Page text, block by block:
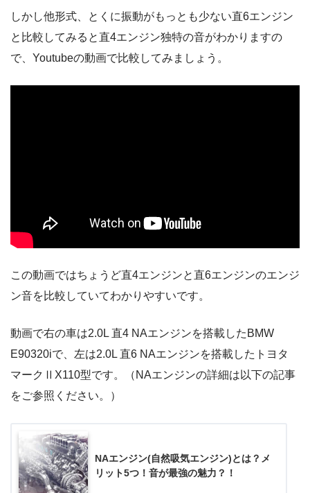
しかし他形式、とくに振動がもっとも少ない直6エンジン
と比較してみると直4エンジン独特の音がわかりますの
で、Youtubeの動画で比較してみましょう。
この動画ではちょうど直4エンジンと直6エンジンのエンジ
ン音を比較していてわかりやすいです。
動画で右の車は2.0L 直4 NAエンジンを搭載したBMW
E90320iで、左は2.0L 直6 NAエンジンを搭載したトヨタ
マークⅡX110型です。（NAエンジンの詳細は以下の記事
をご参照ください。）
NAエンジン(自然吸気エンジン)とは？メ
リット5つ！音が最強の魅力？！